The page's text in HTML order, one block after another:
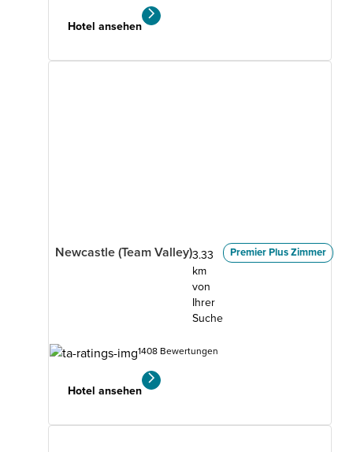
Hotel ansehen
Newcastle (Team Valley)3.33
km
von
Ihrer
Suche
Premier Plus Zimmer
1408 Bewertungen
Hotel ansehen